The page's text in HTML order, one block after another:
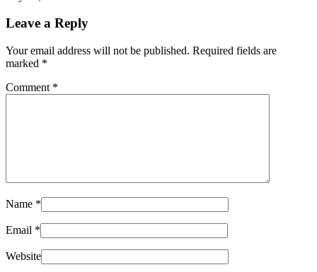
Leave a Reply
Your email address will not be published. Required fields are
marked *
Comment *
Name *
Email *
Website